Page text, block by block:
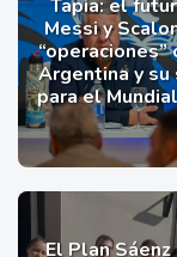
Tapia: el
Messi y
“operaciones”
Argentina y su
para el
El Plan Sáenz